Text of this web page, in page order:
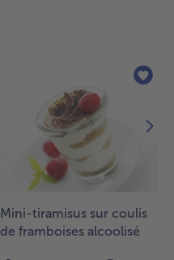
Mini-tiramisus sur coulis
de framboises alcoolisé